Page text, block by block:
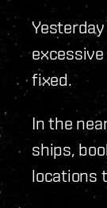
fixed.
In the
ships,
locations